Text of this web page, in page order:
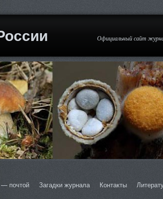
Официальный сайт
почтой Загадки журнала Контакты